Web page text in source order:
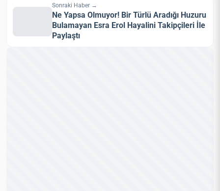
Sonraki Haber →
Ne Yapsa Olmuyor! Bir Türlü Aradığı Huzuru
Bulamayan Esra Erol Hayalini Takipçileri İle
Paylaştı